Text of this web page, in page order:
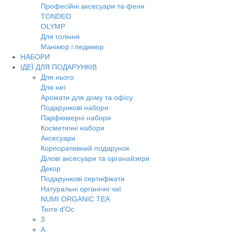
Професійні аксесуари та фени
TONDEO
OLYMP
Для гоління
Манікюр і педикюр
НАБОРИ
ІДЕЇ ДЛЯ ПОДАРУНКІВ
Для нього
Для неї
Аромати для дому та офісу
Подарункові набори
Парфюмерні набори
Косметичні набори
Аксесуари
Корпоративний подарунок
Ділові аксесуари та органайзери
Декор
Подарункові сертифікати
Натуральні органічні чаї
NUMI ORGANIC TEA
Terre d'Oc
3
A